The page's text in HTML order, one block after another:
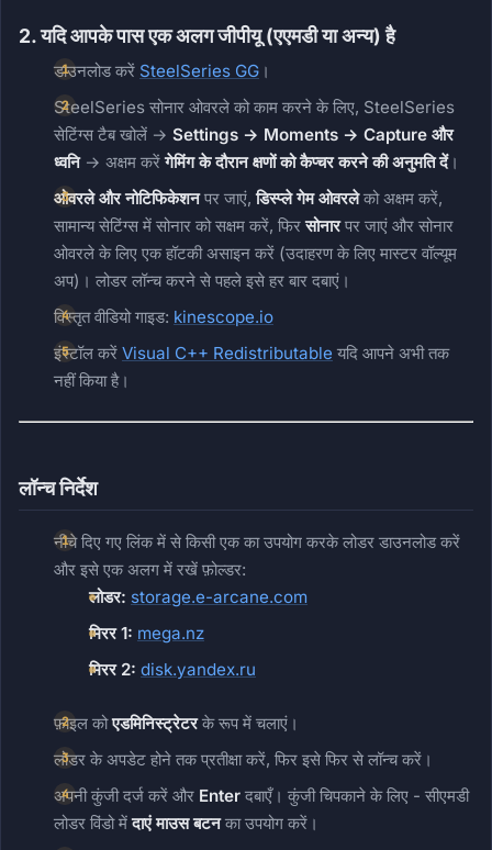
2. यदि आपके पास एक अलग जीपीयू (एएमडी या अन्य) है
डाउनलोड करें SteelSeries GG ।
SteelSeries सोनार ओवरले को काम करने के लिए, SteelSeries
सेटिंग्स टैब खोलें → Settings → Moments → Capture और
ध्वनि→ अक्षम करेंगेमिंग के दौरान क्षणों को कैप्चर करने की अनुमति दें।
ओवरले और नोटिफिकेशनपर जाएं,डिस्प्ले गेम ओवरलेको अक्षम करें,
सामान्य सेटिंग्स में सोनार को सक्षम करें, फिरसोनारपर जाएं और सोनार
ओवरले के लिए एक हॉटकी असाइन करें (उदाहरण के लिए मास्टर वॉल्यूम
अप)। लोडर लॉन्च करने से पहले इसे हर बार दबाएं।
विस्तृत वीडियो गाइड: kinescope.io
इंस्टॉल करें Visual C++ Redistributable यदि आपने अभी तक
नहीं किया है।
लॉन्च निर्देश
नीचे दिए गए लिंक में से किसी एक का उपयोग करके लोडर डाउनलोड करें
और इसे एक अलग में रखें फ़ोल्डर:
लोडर: storage.e-arcane.com
मिरर 1: mega.nz
मिरर 2: disk.yandex.ru
फ़ाइल कोएडमिनिस्ट्रेटरके रूप में चलाएं।
लोडर के अपडेट होने तक प्रतीक्षा करें, फिर इसे फिर से लॉन्च करें।
अपनी कुंजी दर्ज करें और Enter दबाएँ। कुंजी चिपकाने के लिए - सीएमडी
लोडर विंडो मेंदाएं माउस बटनका उपयोग करें।